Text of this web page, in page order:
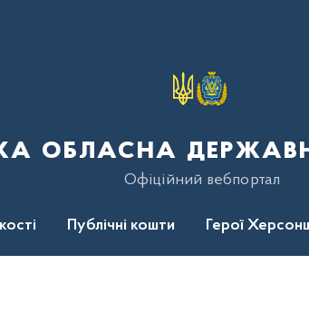
обласна
Офіційний вебпортал
Публічні кошти Герої